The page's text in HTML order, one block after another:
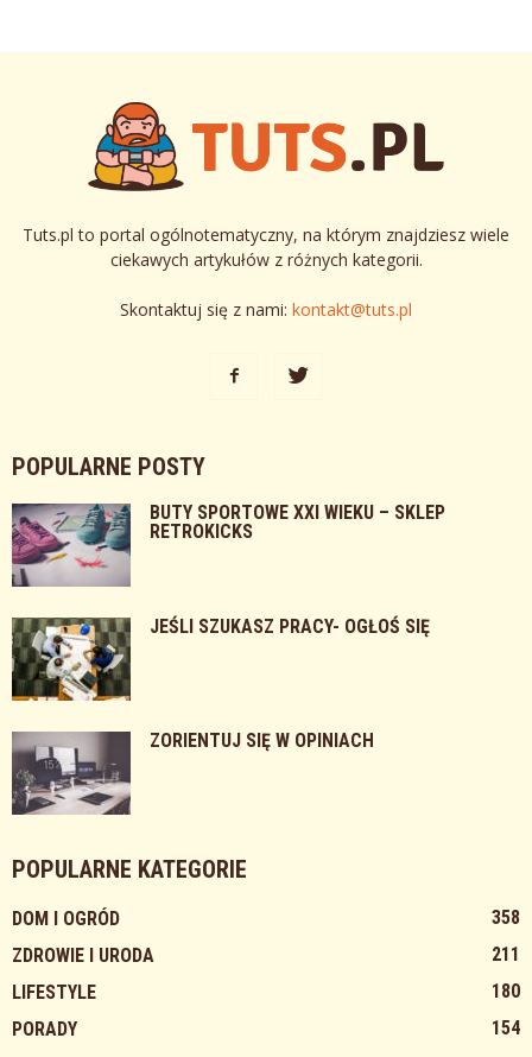
Tuts.pl to portal ogólnotematyczny, na którym znajdziesz wiele
ciekawych artykułów z różnych kategorii.
Skontaktuj się z nami: kontakt@tuts.pl
POPULARNE POSTY
BUTY SPORTOWE XXI WIEKU – SKLEP
RETROKICKS
JEŚLI SZUKASZ PRACY- OGŁOŚ SIĘ
ZORIENTUJ SIĘ W OPINIACH
POPULARNE KATEGORIE
DOM I OGRÓD
358
ZDROWIE I URODA
211
LIFESTYLE
180
PORADY
154